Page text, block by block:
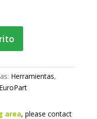
Herramientas,
EuroPart
area, please contact